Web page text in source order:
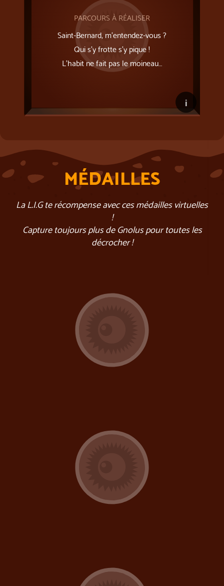
PARCOURS À RÉALISER
Saint-Bernard, m’entendez-vous ?
Qui s’y frotte s’y pique !
L'habit ne fait pas le moineau…
i
MÉDAILLES
La L.I.G te récompense avec ces médailles virtuelles
!
Capture toujours plus de Gnolus pour toutes les
décrocher !